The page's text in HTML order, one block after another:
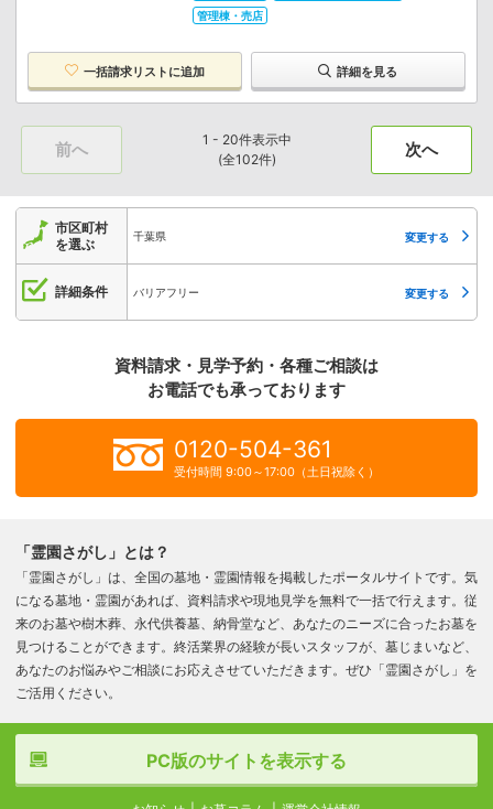
管理棟・売店
一括請求リストに追加 詳細を見る
前へ
1 - 20件表示中
(全102件)
次へ
市区町村
を選ぶ
千葉県 変更する
詳細条件 バリアフリー 変更する
資料請求・見学予約・各種ご相談は
お電話でも承っております
0120-504-361
受付時間 9:00～17:00（土日祝除く）
「霊園さがし」とは？
「霊園さがし」は、全国の墓地・霊園情報を掲載したポータルサイトです。気
になる墓地・霊園があれば、資料請求や現地見学を無料で一括で行えます。従
来のお墓や樹木葬、永代供養墓、納骨堂など、あなたのニーズに合ったお墓を
見つけることができます。終活業界の経験が長いスタッフが、墓じまいなど、
あなたのお悩みやご相談にお応えさせていただきます。ぜひ「霊園さがし」を
ご活用ください。
PC版のサイトを表示する